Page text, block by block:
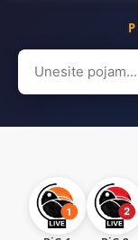
Search
for: